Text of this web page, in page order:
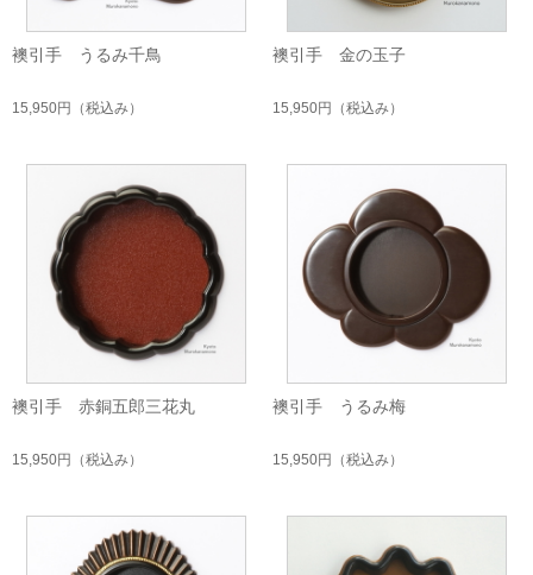
襖引手 うるみ千鳥
15,950円 （税込み）
襖引手 金の玉子
15,950円 （税込み）
襖引手 赤銅五郎三花丸
15,950円 （税込み）
襖引手 うるみ梅
15,950円 （税込み）